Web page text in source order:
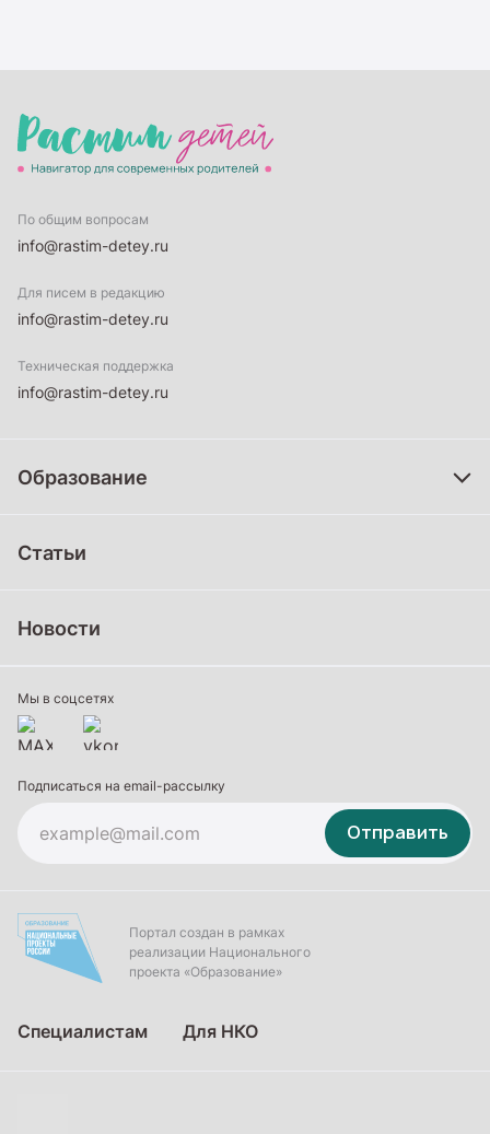
По общим вопросам
info@rastim-detey.ru
Для писем в редакцию
info@rastim-detey.ru
Техническая поддержка
info@rastim-detey.ru
Образование
Дополнительное образование
Статьи
Новости
Мы в соцсетях
Подписаться на email-рассылку
Отправить
Портал создан в рамках
реализации Национального
проекта «Образование»
Специалистам Для НКО